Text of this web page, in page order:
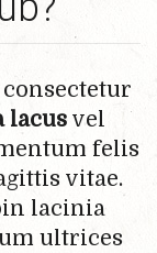
lacus vel
felis
vitae.
lacinia
ultrices